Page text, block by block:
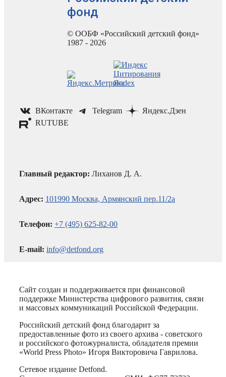
фонд
© ООБФ «Российский детский фонд»
1987 - 2026
ВКонтакте Telegram
Яндекс.Дзен
RUTUBE
Главный редактор: Лиханов Д. А.
Адрес: 101990 Москва, Армянский пер.11/2а
Телефон: +7 (495) 625-82-00
E-mail: info@detfond.org
Сайт создан и поддерживается при финансовой
поддержке Министерства цифрового развития, связи
и массовых коммуникаций Российской Федерации.
Российский детский фонд благодарит за
предоставленные фото из своего архива - советского
и российского фотожурналиста, обладателя премии
«World Press Photo» Игоря Викторовича Гаврилова.
Сетевое издание Detfond.